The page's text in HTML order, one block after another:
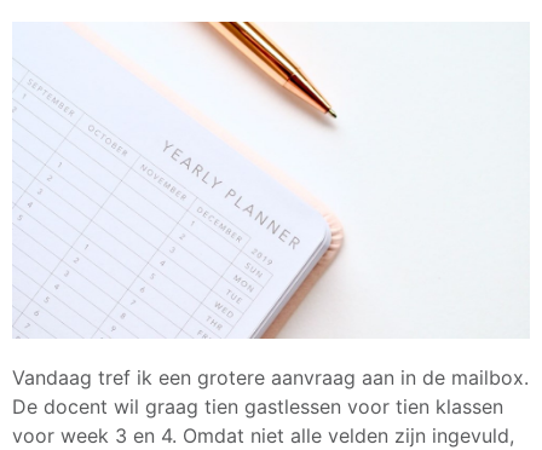
Vandaag tref ik een grotere aanvraag aan in de mailbox.
De docent wil graag tien gastlessen voor tien klassen
voor week 3 en 4. Omdat niet alle velden zijn ingevuld,